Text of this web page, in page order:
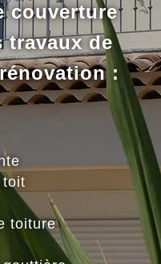
couverture
travaux de
:
toit
toiture